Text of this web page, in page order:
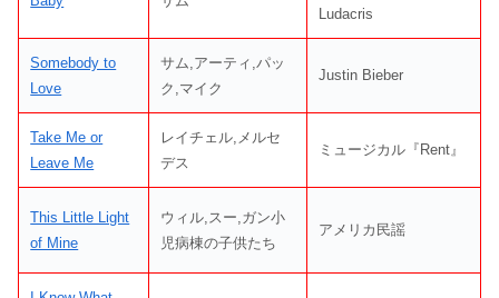
Ludacris
Somebody to
Love
サム,アーティ,パッ
ク,マイク
Justin Bieber
Take Me or
Leave Me
レイチェル,メルセ
デス
ミュージカル『Rent』
This Little Light
of Mine
ウィル,スー,ガン小
児病棟の子供たち
アメリカ民謡